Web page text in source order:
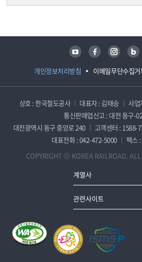
개인정보처리방침 이메일무단수집거
유튜브 페이스북 인스타그램 블로그
상호 : 한국철도공사 대표자 : 김태승
사업
통신판매업신고 : 대전 동구-
대전광역시 동구 중앙로 240
고객센터 : 1588-
대표전화 : 042-472-5000
팩스
COPYRIGHT ⓒ KOREA RAILROAD. ALL
계열사
관련사이트